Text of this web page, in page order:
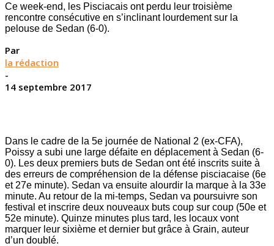
Ce week-end, les Pisciacais ont perdu leur troisième
rencontre consécutive en s’inclinant lourdement sur la
pelouse de Sedan (6-0).
Par
la rédaction
-
14 septembre 2017
Dans le cadre de la 5e journée de National 2 (ex-CFA),
Poissy a subi une large défaite en déplacement à Sedan (6-
0). Les deux premiers buts de Sedan ont été inscrits suite à
des erreurs de compréhension de la défense pisciacaise (6e
et 27e minute). Sedan va ensuite alourdir la marque à la 33e
minute. Au retour de la mi-temps, Sedan va poursuivre son
festival et inscrire deux nouveaux buts coup sur coup (50e et
52e minute). Quinze minutes plus tard, les locaux vont
marquer leur sixième et dernier but grâce à Grain, auteur
d’un doublé.